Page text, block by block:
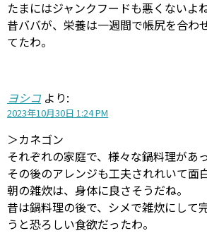
たまにはジャンクフードも悪くないよね
昔ババが、栄養は一週間で帳尻を合わ
てたわ。
ヨシコ より:
2023年10月30日 1:24 PM
＞カネゴン
それぞれの家庭で、様々な鍋料理があっ
その後のアレンジも工夫されれいて面
朝の雑炊は、身体に良さそうだね。
昔は鍋料理の後で、シメで雑炊にして
うと恐ろしい食欲だったわ。